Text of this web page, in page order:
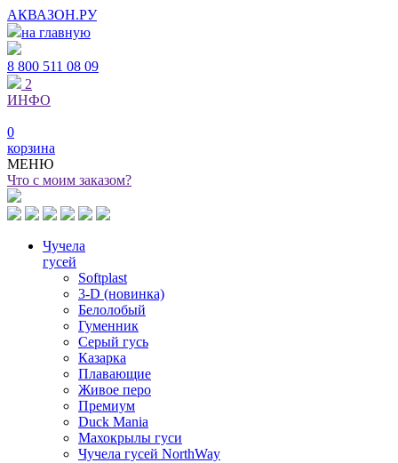
АКВАЗОН.РУ
на главную
8 800 511 08 09
2
ИНФО
0
корзина
МЕНЮ
Что с моим заказом?
Чучела
гусей
Softplast
3-D (новинка)
Белолобый
Гуменник
Серый гусь
Казарка
Плавающие
Живое перо
Премиум
Duck Mania
Махокрылы гуси
Чучела гусей NorthWay